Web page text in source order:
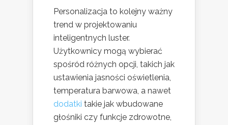
Personalizacja to kolejny ważny
trend w projektowaniu
inteligentnych luster.
Użytkownicy mogą wybierać
spośród różnych opcji, takich jak
ustawienia jasności oświetlenia,
temperatura barwowa, a nawet
dodatki takie jak wbudowane
głośniki czy funkcje zdrowotne,